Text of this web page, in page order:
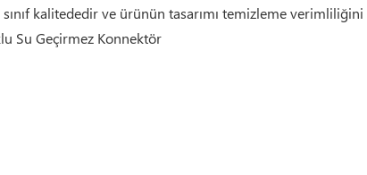
kalitededir ve ürünün tasarımı temizleme
Su Geçirmez Konnektör